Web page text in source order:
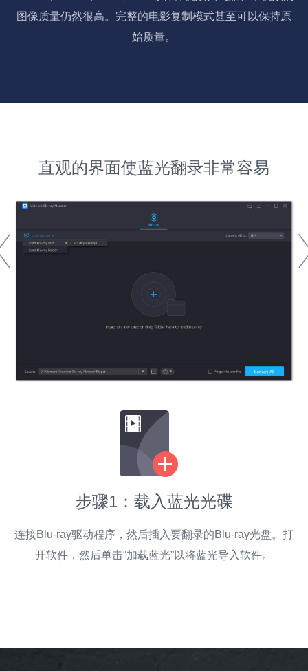
图像质量仍然很高。完整的电影复制模式甚至可以保持原
始质量。
直观的界面使蓝光翻录非常容易
步骤1：载入蓝光光碟
连接Blu-ray驱动程序，然后插入要翻录的Blu-ray光盘。打
开软件，然后单击“加载蓝光”以将蓝光导入软件。